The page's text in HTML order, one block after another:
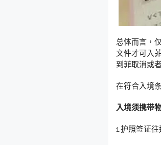
总体而言，
文件才可入
到菲取消或
在符合入境
入境须携带
1.护照签证